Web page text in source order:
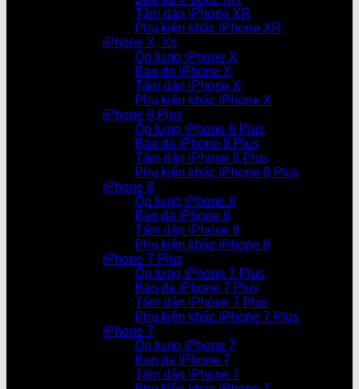
Tấm dán iPhone XR
Phụ kiện khác iPhone XR
iPhone X, Xs
Ốp lưng iPhone X
Bao da iPhone X
Tấm dán iPhone X
Phụ kiện khác iPhone X
iPhone 8 Plus
Ốp lưng iPhone 8 Plus
Bao da iPhone 8 Plus
Tấm dán iPhone 8 Plus
Phụ kiện khác iPhone 8 Plus
iPhone 8
Ốp lưng iPhone 8
Bao da iPhone 8
Tấm dán iPhone 8
Phụ kiện khác iPhone 8
iPhone 7 Plus
Ốp lưng iPhone 7 Plus
Bao da iPhone 7 Plus
Tấm dán iPhone 7 Plus
Phụ kiện khác iPhone 7 Plus
iPhone 7
Ốp lưng iPhone 7
Bao da iPhone 7
Tấm dán iPhone 7